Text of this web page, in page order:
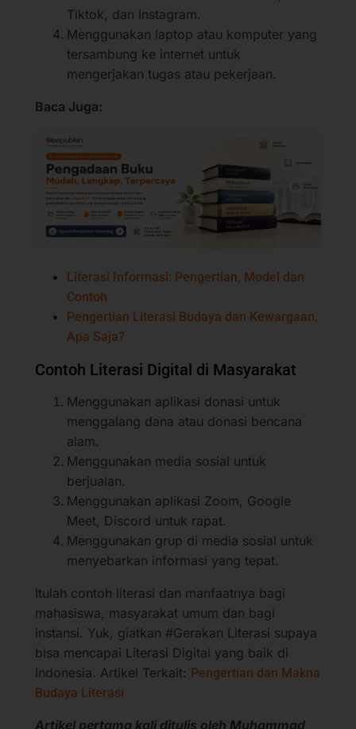
Tiktok, dan Instagram.
Menggunakan laptop atau komputer yang
tersambung ke internet untuk
mengerjakan tugas atau pekerjaan.
Baca Juga:
Literasi Informasi: Pengertian, Model dan
Contoh
Pengertian Literasi Budaya dan Kewargaan,
Apa Saja?
Contoh Literasi Digital di Masyarakat
Menggunakan aplikasi donasi untuk
menggalang dana atau donasi bencana
alam.
Menggunakan media sosial untuk
berjualan.
Menggunakan aplikasi Zoom, Google
Meet, Discord untuk rapat.
Menggunakan grup di media sosial untuk
menyebarkan informasi yang tepat.
Itulah contoh literasi dan manfaatnya bagi
mahasiswa, masyarakat umum dan bagi
instansi. Yuk, giatkan #Gerakan Literasi supaya
bisa mencapai Literasi Digital yang baik di
Indonesia. Artikel Terkait: Pengertian dan Makna
Budaya Literasi
Artikel pertama kali ditulis oleh Muhammad